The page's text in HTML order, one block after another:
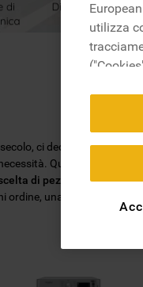
ci dedichiamo
Quando scegli un
di pezzi di ricambio
una garanzia di 2
utilizza
(cookie
per
come
siti web